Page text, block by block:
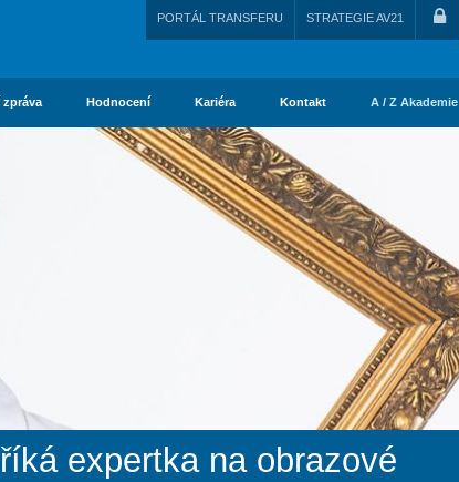
PORTÁL TRANSFERU STRATEGIE AV21
zpráva Hodnocení Kariéra Kontakt A / Z Akademie
expertka na obrazové